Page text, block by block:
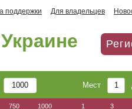
поддержки Для владельцев
Мест
750 1000 1 3